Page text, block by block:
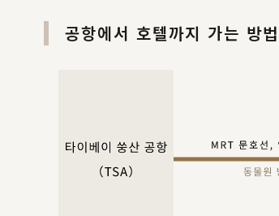
공항에서 호텔까지 가는 방법